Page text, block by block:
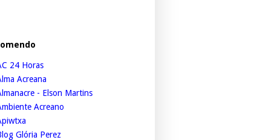
24 Horas
Acreana
- Elson Martins
Acreano
Glória Perez